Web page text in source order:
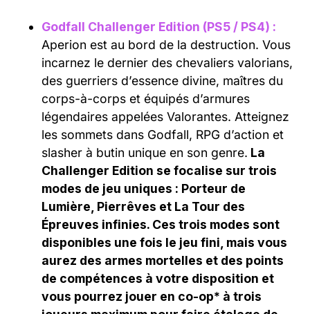
Godfall Challenger Edition (PS5 / PS4) :
Aperion est au bord de la destruction. Vous
incarnez le dernier des chevaliers valorians,
des guerriers d’essence divine, maîtres du
corps-à-corps et équipés d’armures
légendaires appelées Valorantes. Atteignez
les sommets dans Godfall, RPG d’action et
slasher à butin unique en son genre. La
Challenger Edition se focalise sur trois
modes de jeu uniques : Porteur de
Lumière, Pierrêves et La Tour des
Épreuves infinies. Ces trois modes sont
disponibles une fois le jeu fini, mais vous
aurez des armes mortelles et des points
de compétences à votre disposition et
vous pourrez jouer en co-op* à trois